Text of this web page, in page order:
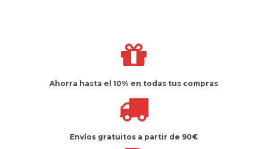
Ahorra hasta el 10% en todas tus compras
Envíos gratuitos a partir de 90€